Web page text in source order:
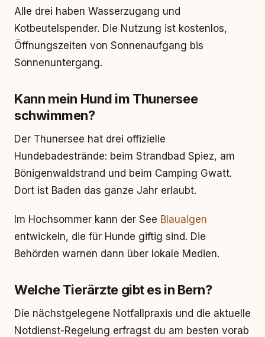
Alle drei haben Wasserzugang und
Kotbeutelspender. Die Nutzung ist kostenlos,
Öffnungszeiten von Sonnenaufgang bis
Sonnenuntergang.
Kann mein Hund im Thunersee
schwimmen?
Der Thunersee hat drei offizielle
Hundebadestrände: beim Strandbad Spiez, am
Bönigenwaldstrand und beim Camping Gwatt.
Dort ist Baden das ganze Jahr erlaubt.
Im Hochsommer kann der See Blaualgen
entwickeln, die für Hunde giftig sind. Die
Behörden warnen dann über lokale Medien.
Welche Tierärzte gibt es in Bern?
Die nächstgelegene Notfallpraxis und die aktuelle
Notdienst-Regelung erfragst du am besten vorab